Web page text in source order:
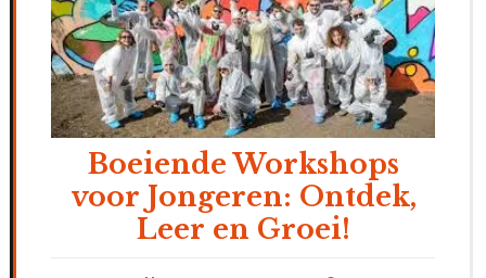
Boeiende Workshops
voor Jongeren: Ontdek,
Leer en Groei!